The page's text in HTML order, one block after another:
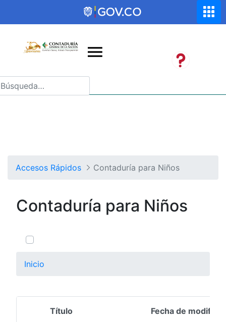
Saltar al contenido principal
Abrir menú de accesibilidad
Accesos Rápidos Contaduría para Niños
Contaduría para Niños
Inicio
Selección del elemento
Título Fecha de